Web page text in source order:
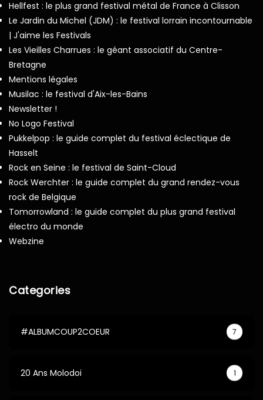
Hellfest : le plus grand festival métal de France à Clisson
Le Jardin du Michel (JDM) : le festival lorrain incontournable
| J'aime les Festivals
Les Vieilles Charrues : le géant associatif du Centre-
Bretagne
Mentions légales
Musilac : le festival d'Aix-les-Bains
Newsletter !
No Logo Festival
Pukkelpop : le guide complet du festival éclectique de
Hasselt
Rock en Seine : le festival de Saint-Cloud
Rock Werchter : le guide complet du grand rendez-vous
rock de Belgique
Tomorrowland : le guide complet du plus grand festival
électro du monde
Webzine
Categories
#ALBUMCOUP2COEUR 7
20 Ans Molodoi 1